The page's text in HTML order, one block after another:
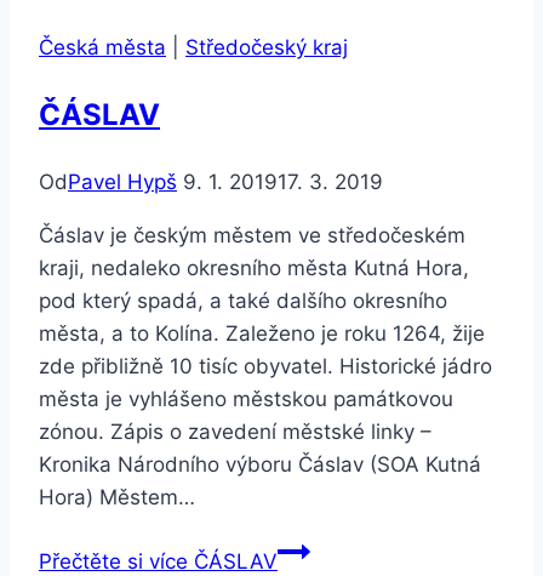
Česká města Středočeský kraj
ČÁSLAV
OdPavel Hypš 9. 1. 201917. 3. 2019
Čáslav je českým městem ve středočeském
kraji, nedaleko okresního města Kutná Hora,
pod který spadá, a také dalšího okresního
města, a to Kolína. Zaleženo je roku 1264, žije
zde přibližně 10 tisíc obyvatel. Historické jádro
města je vyhlášeno městskou památkovou
zónou. Zápis o zavedení městské linky –
Kronika Národního výboru Čáslav (SOA Kutná
Hora) Městem…
Přečtěte si více ČÁSLAV